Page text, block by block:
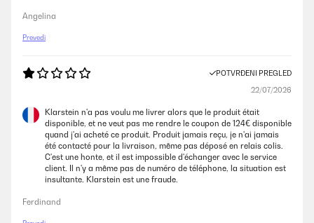
Angelina
Prevedi
POTVRĐENI PREGLED
22/07/2026
Klarstein n'a pas voulu me livrer alors que le produit était
disponible, et ne veut pas me rendre le coupon de 124€ disponible
quand j'ai acheté ce produit. Produit jamais reçu, je n'ai jamais
été contacté pour la livraison, même pas déposé en relais colis.
C'est une honte, et il est impossible d'échanger avec le service
client. Il n'y a même pas de numéro de téléphone, la situation est
insultante. Klarstein est une fraude.
Ferdinand